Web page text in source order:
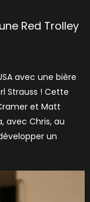
Red Trolley
avec une bière
Strauss ! Cette
et Matt
avec Chris, au
un